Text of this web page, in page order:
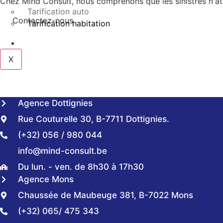
Tarification auto
Tarification habitation
X
Contactez-nous
Agence Dottignies
Rue Couturelle 30, B-7711 Dottignies.
(+32) 056 / 980 044
info@mind-consult.be
Du lun. - ven. de 8h30 à 17h30
Agence Mons
Chaussée de Maubeuge 381, B-7022 Mons
(+32) 065/ 475 343